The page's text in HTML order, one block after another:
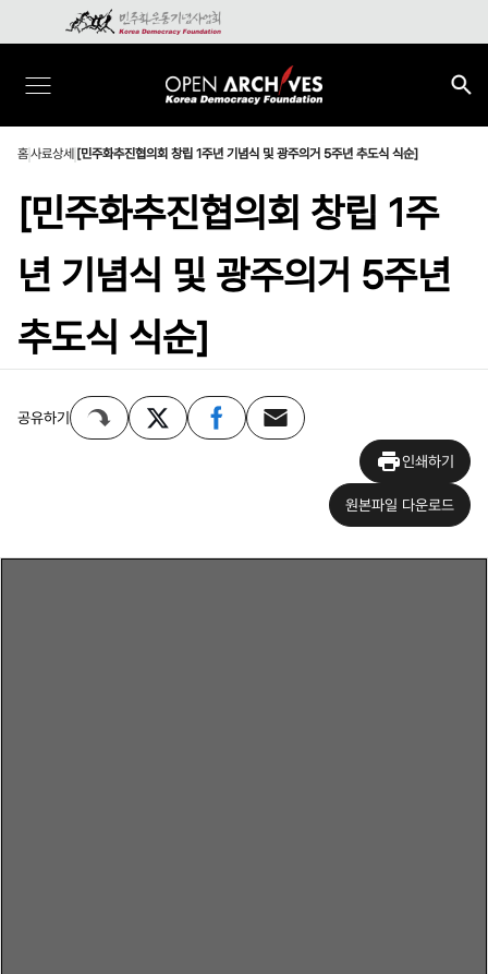
홈사료상세 [민주화추진협의회 창립 1주년 기념식 및 광주의거 5주년 추도식 식순]
[민주화추진협의회 창립 1주
년 기념식 및 광주의거 5주년
추도식 식순]
공유하기
인쇄하기
원본파일 다운로드